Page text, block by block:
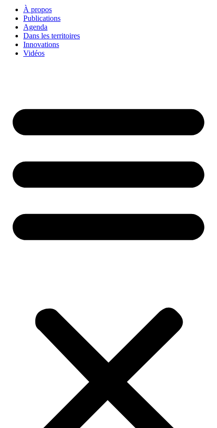
À propos
Publications
Agenda
Dans les territoires
Innovations
Vidéos